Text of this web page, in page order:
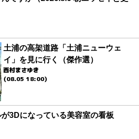
土浦の高架道路「土浦ニューウェ
イ」を見に行く（傑作選）
西村まさゆき
(08.05 18:00)
3Dになっている美容室の看板